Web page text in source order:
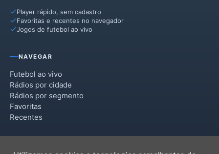
Player rápido, sem cadastro
Favoritas e recentes no navegador
Jogos de futebol ao vivo
NAVEGAR
Futebol ao vivo
Rádios por cidade
Rádios por segmento
Favoritas
Recentes